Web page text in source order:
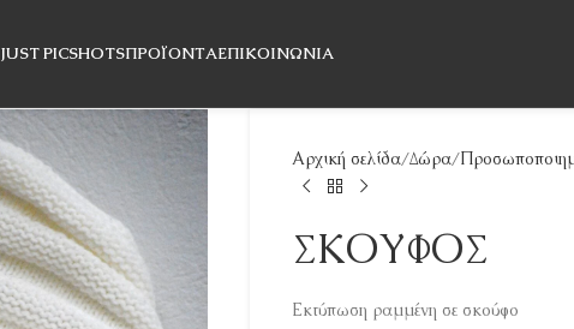
JUST PICSHOTSΠΡΟΪΌΝΤΑΕΠΙΚΟΙΝΩΝΊΑ
Αρχική σελίδα Δώρα
ΣΚΟΥΦΟΣ
Εκτύπωση ραμμένη σε σκούφο